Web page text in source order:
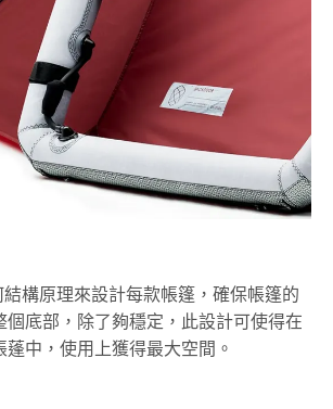
結構原理來設計每款帳篷，確保帳篷的
個底部，除了夠穩定，此設計可使得在
中，使用上獲得最大空間。